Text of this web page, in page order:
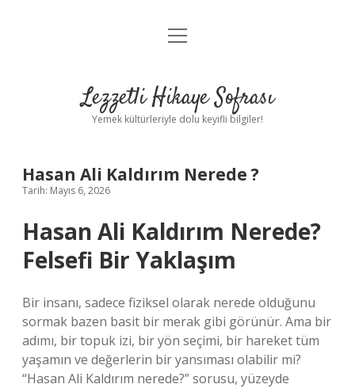
Anasayfa
Yasal Uyarı
menüyü
Lezzetli Hikaye Sofrası
Yemek kültürleriyle dolu keyifli bilgiler!
Hasan Ali Kaldırım Nerede ?
Tarih: Mayıs 6, 2026
Hasan Ali Kaldırım Nerede?
Felsefi Bir Yaklaşım
Bir insanı, sadece fiziksel olarak nerede olduğunu
sormak bazen basit bir merak gibi görünür. Ama bir
adımı, bir topuk izi, bir yön seçimi, bir hareket tüm
yaşamın ve değerlerin bir yansıması olabilir mi?
“Hasan Ali Kaldırım nerede?” sorusu, yüzeyde